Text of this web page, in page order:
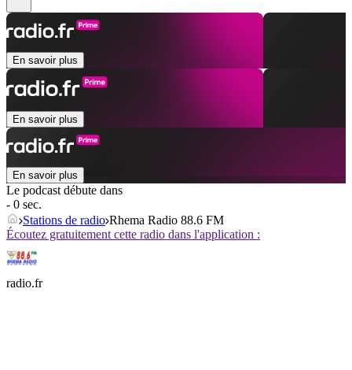
En savoir plus
En savoir plus
En savoir plus
Le podcast débute dans
- 0 sec.
Stations de radio Rhema Radio 88.6 FM
Écoutez gratuitement cette radio dans l'application :
radio.fr